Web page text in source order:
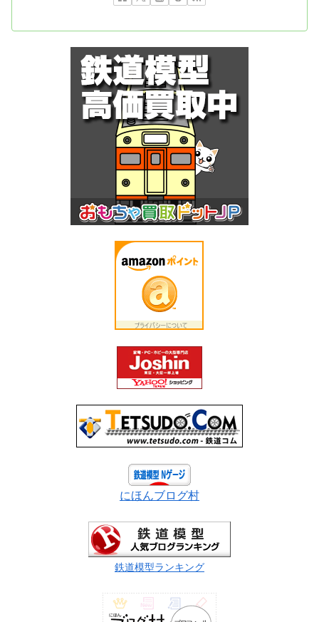
にほんブログ村
鉄道模型ランキング